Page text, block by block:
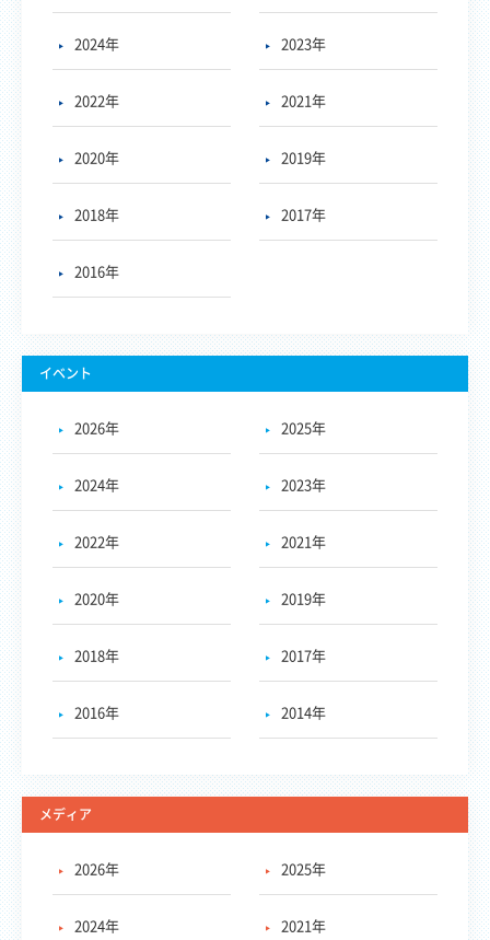
2024年 2023年
2022年 2021年
2020年 2019年
2018年 2017年
2016年
イベント
2026年 2025年
2024年 2023年
2022年 2021年
2020年 2019年
2018年 2017年
2016年 2014年
メディア
2026年 2025年
2024年 2021年